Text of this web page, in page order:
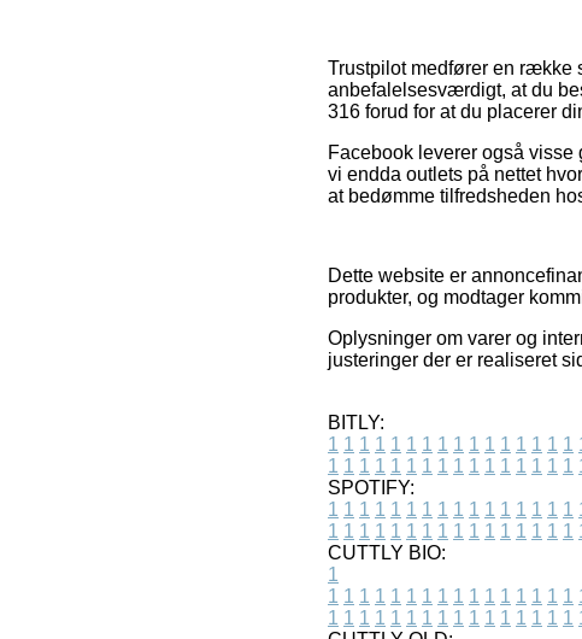
Trustpilot medfører en række
anbefalelsesværdigt, at du
316 forud for at du placerer
Facebook leverer også
vi endda outlets på nettet
at bedømme tilfredsheden
Dette website er
produkter, og modtager
Oplysninger om varer og
justeringer der er realiseret
BITLY:
1 1 1 1 1 1 1 1 1 1 1 1 1 1 1 1
1 1 1 1 1 1 1 1 1 1 1 1 1 1 1 1
SPOTIFY:
1 1 1 1 1 1 1 1 1 1 1 1 1 1 1 1
1 1 1 1 1 1 1 1 1 1 1 1 1 1 1 1
CUTTLY BIO:
1
1 1 1 1 1 1 1 1 1 1 1 1 1 1 1 1
1 1 1 1 1 1 1 1 1 1 1 1 1 1 1 1